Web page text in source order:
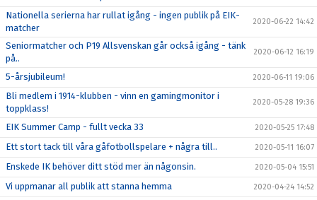
Nationella serierna har rullat igång - ingen publik på EIK-
matcher
2020-06-22 14:42
Seniormatcher och P19 Allsvenskan går också igång - tänk
på..
2020-06-12 16:19
5-årsjubileum! 2020-06-11 19:06
Bli medlem i 1914-klubben - vinn en gamingmonitor i
toppklass!
2020-05-28 19:36
EIK Summer Camp - fullt vecka 33 2020-05-25 17:48
Ett stort tack till våra gåfotbollspelare + några till.. 2020-05-11 16:07
Enskede IK behöver ditt stöd mer än någonsin. 2020-05-04 15:51
Vi uppmanar all publik att stanna hemma 2020-04-24 14:52